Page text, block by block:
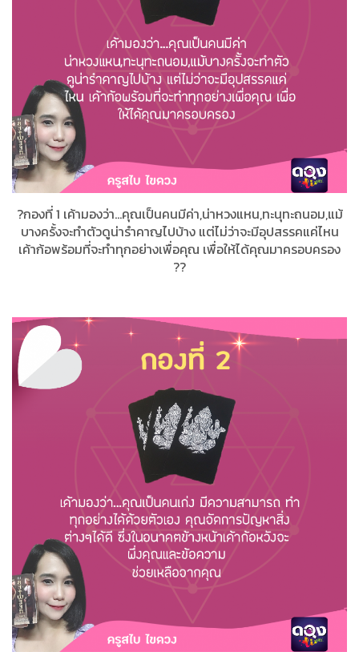
?กองที่ 1 เค้ามองว่า...คุณเป็นคนมีค่า,น่าหวงแหน,ทะนุทะถนอม,แม้
บางครั้งจะทำตัวดูน่ารำคาญไปบ้าง แต่ไม่ว่าจะมีอุปสรรคแค่ไหน
เค้าก้อพร้อมที่จะทำทุกอย่างเพื่อคุณ เพื่อให้ได้คุณมาครอบครอง
??